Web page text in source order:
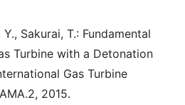
Sakurai, T.: Fundamental
Turbine with a Detonation
Gas Turbine
2015.